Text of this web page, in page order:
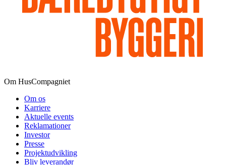
Om HusCompagniet
Om os
Karriere
Aktuelle events
Reklamationer
Investor
Presse
Projektudvikling
Bliv leverandør